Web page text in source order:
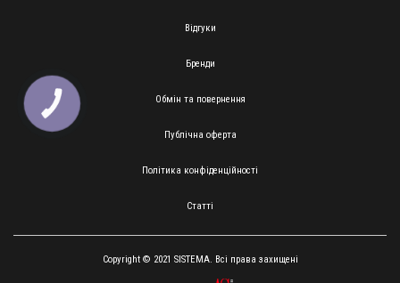
Відгуки
Бренди
Обмін та повернення
Публічна оферта
Політика конфіденційності
Статті
Copyright © 2021 SISTEMA. Всі права захищені
КНОПКА
ЗВ'ЯЗКУ